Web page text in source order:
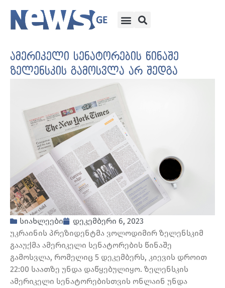
ამერიკელი სენატორების წინაშე
ზელენსკის გამოსვლა არ შედგა
სიახლეები
დეკემბერი 6, 2023
უკრაინის პრეზიდენტმა ვოლოდიმირ ზელენსკიმ
გააუქმა ამერიკელი სენატორების წინაშე
გამოსვლა, რომელიც 5 დეკემბერს, კიევის დროით
22:00 საათზე უნდა დაწყებულიყო. ზელენსკის
ამერიკელი სენატორებისთვის ონლაინ უნდა